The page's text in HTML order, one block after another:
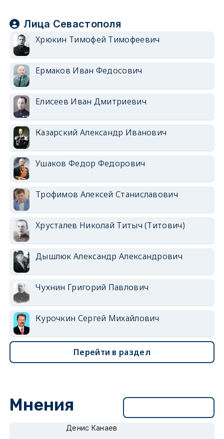
Лица Севастополя
Хрюкин Тимофей Тимофеевич
Ермаков Иван Федосович
Елисеев Иван Дмитриевич
Казарский Александр Иванович
Ушаков Федор Федорович
Трофимов Алексей Станиславович
Хрусталев Николай Титыч (Титович)
Дышлюк Александр Александрович
Чухнин Григорий Павлович
Курочкин Сергей Михайлович
Перейти в раздел
Мнения
Денис Канаев